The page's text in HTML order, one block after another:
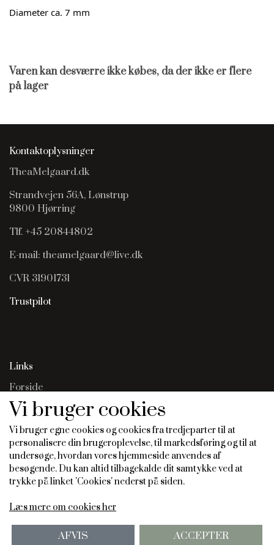
Diameter ca. 7 mm
Varen kan desværre ikke købes, da der ikke er flere
på lager
Kontaktoplysninger
TheaMelgaard.dk
Strandvejen 56A, Lønstrup
9800 Hjørring
Tlf. +45 20844802
E-mail: theamelgaard@live.dk
CVR 31901731
Trustpilot
Links
Forside
Salgs- og leveringsbetingelser
Cookies
Fortrydelse og reklamation
Vis på shop
Vi bruger cookies
Vi bruger egne cookies og cookies fra tredjeparter til at
personalisere din brugeroplevelse, til markedsføring og til at
undersøge, hvordan vores hjemmeside anvendes af
besøgende. Du kan altid tilbagekalde dit samtykke ved at
trykke på linket 'Cookies' nederst på siden.
Læs mere om cookies her
AFVIS ACCEPTER